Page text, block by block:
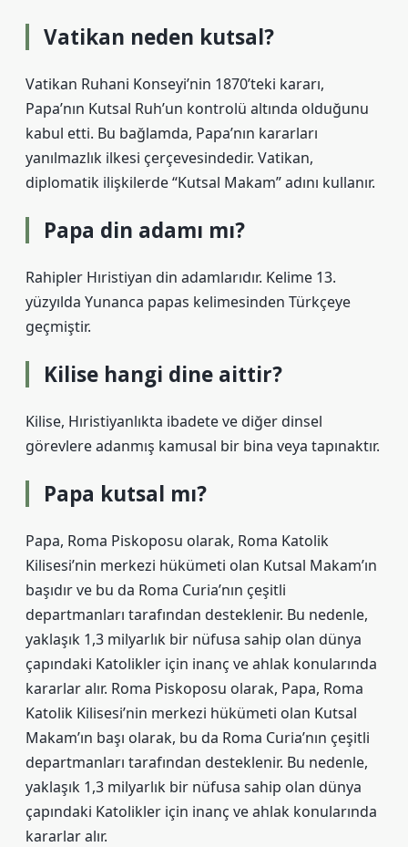
Vatikan neden kutsal?
Vatikan Ruhani Konseyi’nin 1870’teki kararı,
Papa’nın Kutsal Ruh’un kontrolü altında olduğunu
kabul etti. Bu bağlamda, Papa’nın kararları
yanılmazlık ilkesi çerçevesindedir. Vatikan,
diplomatik ilişkilerde “Kutsal Makam” adını kullanır.
Papa din adamı mı?
Rahipler Hıristiyan din adamlarıdır. Kelime 13.
yüzyılda Yunanca papas kelimesinden Türkçeye
geçmiştir.
Kilise hangi dine aittir?
Kilise, Hıristiyanlıkta ibadete ve diğer dinsel
görevlere adanmış kamusal bir bina veya tapınaktır.
Papa kutsal mı?
Papa, Roma Piskoposu olarak, Roma Katolik
Kilisesi’nin merkezi hükümeti olan Kutsal Makam’ın
başıdır ve bu da Roma Curia’nın çeşitli
departmanları tarafından desteklenir. Bu nedenle,
yaklaşık 1,3 milyarlık bir nüfusa sahip olan dünya
çapındaki Katolikler için inanç ve ahlak konularında
kararlar alır. Roma Piskoposu olarak, Papa, Roma
Katolik Kilisesi’nin merkezi hükümeti olan Kutsal
Makam’ın başı olarak, bu da Roma Curia’nın çeşitli
departmanları tarafından desteklenir. Bu nedenle,
yaklaşık 1,3 milyarlık bir nüfusa sahip olan dünya
çapındaki Katolikler için inanç ve ahlak konularında
kararlar alır.